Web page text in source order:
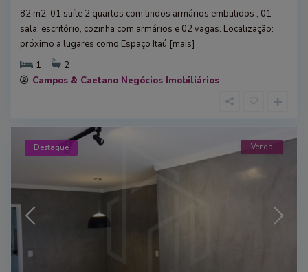
82 m2, 01 suíte 2 quartos com lindos armários embutidos , 01
sala, escritório, cozinha com armários e 02 vagas. Localização:
próximo a lugares como Espaço Itaú [mais]
1
2
Campos & Caetano Negócios Imobiliários
Destaque Venda